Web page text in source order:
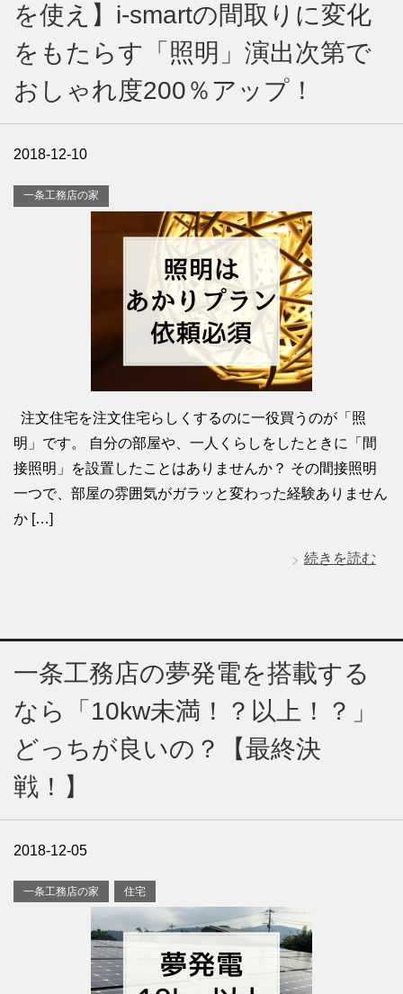
を使え】i-smartの間取りに変化
をもたらす「照明」演出次第で
おしゃれ度200％アップ！
2018-12-10
一条工務店の家
注文住宅を注文住宅らしくするのに一役買うのが「照
明」です。 自分の部屋や、一人くらしをしたときに「間
接照明」を設置したことはありませんか？ その間接照明
一つで、部屋の雰囲気がガラッと変わった経験ありません
か […]
続きを読む
一条工務店の夢発電を搭載する
なら「10kw未満！？以上！？」
どっちが良いの？【最終決
戦！】
2018-12-05
一条工務店の家 住宅